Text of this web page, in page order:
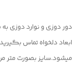
دور دوزی و نوارد دوزی
ابعاد دلخواه تماس
میشود.سایز بصورت متر